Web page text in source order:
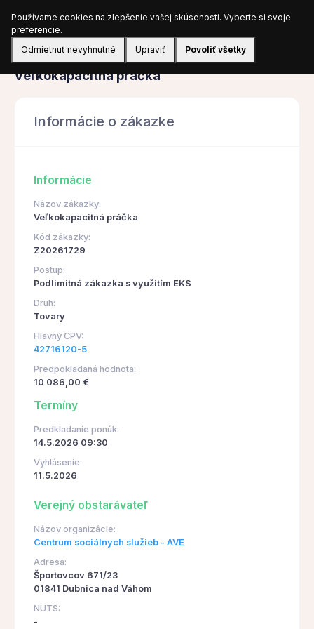
Prihlásiť sa
Obstarávanie
Veľkokapacitná práčka
Informácie o zákazke
Informácie
Názov zákazky:
Veľkokapacitná práčka
Kód zákazky:
Z20261729
Postup:
Podlimitná zákazka s využitím EKS
Druh:
Tovary
Hlavný CPV:
42716120-5
Predpokladaná hodnota:
10 086,00 €
Termíny
Predkladanie ponúk:
14.5.2026 09:30
Vyhlásenie:
11.5.2026
Verejný obstarávateľ
Názov organizácie:
Centrum sociálnych služieb - AVE
Adresa:
Športovcov 671/23
01841 Dubnica nad Váhom
NUTS:
-
Používame cookies na zlepšenie vašej skúsenosti. Vyberte si svoje
preferencie.
Odmietnuť nevyhnutné
Upraviť Povoliť všetky